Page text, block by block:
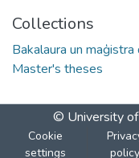
Collections
Bakalaura un
Master's theses
© University
Cookie
settings
policy